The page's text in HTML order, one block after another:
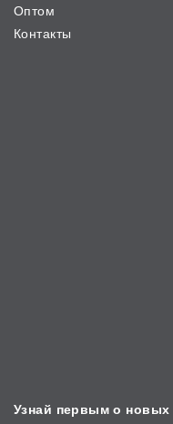
Оптом
Контакты
Узнай первым о новых